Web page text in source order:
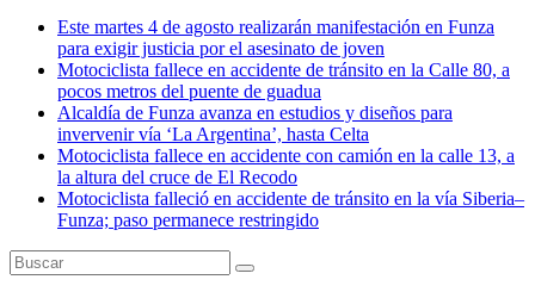
Este martes 4 de agosto realizarán manifestación en Funza
para exigir justicia por el asesinato de joven
Motociclista fallece en accidente de tránsito en la Calle 80, a
pocos metros del puente de guadua
Alcaldía de Funza avanza en estudios y diseños para
invervenir vía ‘La Argentina’, hasta Celta
Motociclista fallece en accidente con camión en la calle 13, a
la altura del cruce de El Recodo
Motociclista falleció en accidente de tránsito en la vía Siberia–
Funza; paso permanece restringido